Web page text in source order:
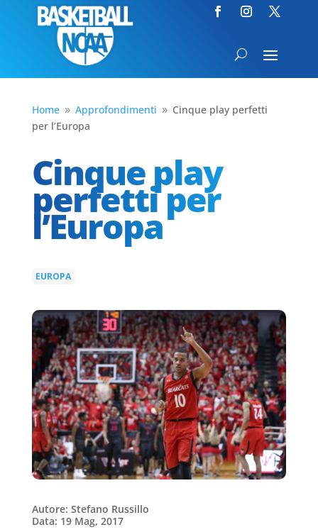
Home 9 Approfondimenti 9 Cinque play perfetti
per l’Europa
Cinque play
perfetti per
l’Europa
EUROPA
Autore: Stefano Russillo
Data: 19 Mag, 2017